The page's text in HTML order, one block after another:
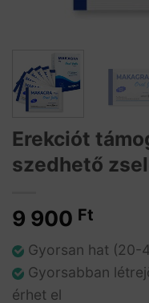
Erekciót
szedhető
9 900 Ft
Gyorsan hat (20-
Gyorsabban
érhet el